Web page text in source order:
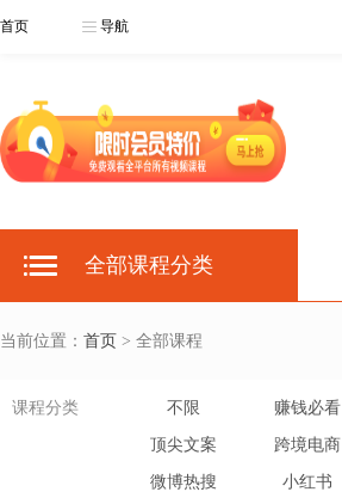
首页 导航
全部课程分类
当前位置： 首页 > 全部课程
课程分类 不限 赚钱必看
顶尖文案 跨境电商
微博热搜 小红书